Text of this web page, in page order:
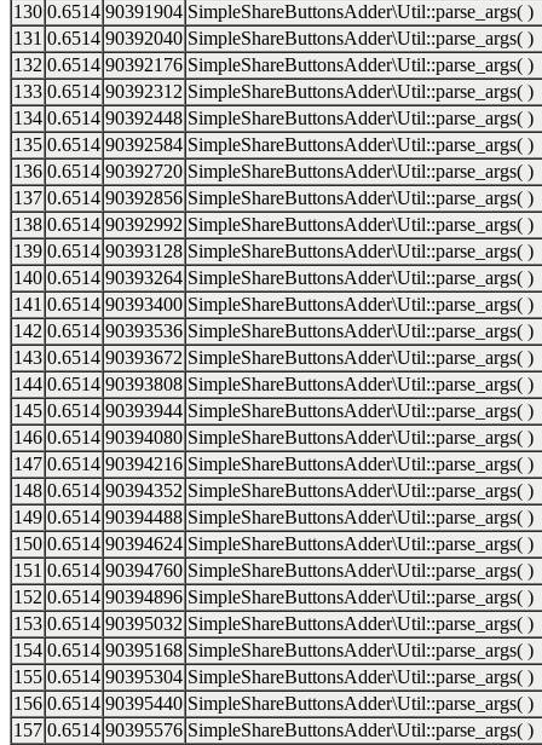
130 0.6514 90391904 SimpleShareButtonsAdder\Util::parse_args( )
131 0.6514 90392040 SimpleShareButtonsAdder\Util::parse_args( )
132 0.6514 90392176 SimpleShareButtonsAdder\Util::parse_args( )
133 0.6514 90392312 SimpleShareButtonsAdder\Util::parse_args( )
134 0.6514 90392448 SimpleShareButtonsAdder\Util::parse_args( )
135 0.6514 90392584 SimpleShareButtonsAdder\Util::parse_args( )
136 0.6514 90392720 SimpleShareButtonsAdder\Util::parse_args( )
137 0.6514 90392856 SimpleShareButtonsAdder\Util::parse_args( )
138 0.6514 90392992 SimpleShareButtonsAdder\Util::parse_args( )
139 0.6514 90393128 SimpleShareButtonsAdder\Util::parse_args( )
140 0.6514 90393264 SimpleShareButtonsAdder\Util::parse_args( )
141 0.6514 90393400 SimpleShareButtonsAdder\Util::parse_args( )
142 0.6514 90393536 SimpleShareButtonsAdder\Util::parse_args( )
143 0.6514 90393672 SimpleShareButtonsAdder\Util::parse_args( )
144 0.6514 90393808 SimpleShareButtonsAdder\Util::parse_args( )
145 0.6514 90393944 SimpleShareButtonsAdder\Util::parse_args( )
146 0.6514 90394080 SimpleShareButtonsAdder\Util::parse_args( )
147 0.6514 90394216 SimpleShareButtonsAdder\Util::parse_args( )
148 0.6514 90394352 SimpleShareButtonsAdder\Util::parse_args( )
149 0.6514 90394488 SimpleShareButtonsAdder\Util::parse_args( )
150 0.6514 90394624 SimpleShareButtonsAdder\Util::parse_args( )
151 0.6514 90394760 SimpleShareButtonsAdder\Util::parse_args( )
152 0.6514 90394896 SimpleShareButtonsAdder\Util::parse_args( )
153 0.6514 90395032 SimpleShareButtonsAdder\Util::parse_args( )
154 0.6514 90395168 SimpleShareButtonsAdder\Util::parse_args( )
155 0.6514 90395304 SimpleShareButtonsAdder\Util::parse_args( )
156 0.6514 90395440 SimpleShareButtonsAdder\Util::parse_args( )
157 0.6514 90395576 SimpleShareButtonsAdder\Util::parse_args( )